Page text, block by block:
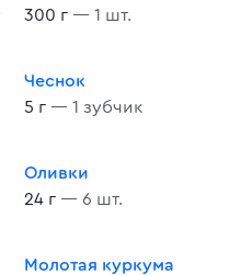
300 г — 1 шт.
Чеснок
5 г — 1 зубчик
Оливки
24 г — 6 шт.
Молотая куркума